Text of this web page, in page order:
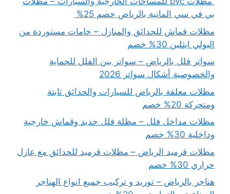
بي في سي المانية بالرياض خصم 25%
مظلات قماش للحدائق والمنازل – خامات مستوردة من
البولي ايثلين 30% خصم
سواتر فلل بالرياض – سواتر بين الفلل للحماية
والخصوصية أشكال سواتر 2026
مظلات معلقة بالرياض للسيارات والحدائق ثابتة
ومتحركة 20% خصم
مظلات مداخل فلل – مظلة فلل حديد وقماش خارجية
وداخلية 30% خصم
مظلات قرميد الرياض – مظلات قرميد للحدائق مع عازل
حراري 30% خصم
هناجر بالرياض – توريد و تركيب جميع انواع الهناجر